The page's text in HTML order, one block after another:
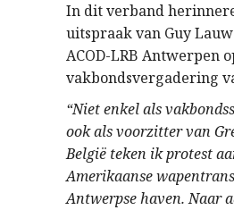
In dit verband
uitspraak van Guy
ACOD-LRB Antwerpen
vakbondsvergadering
“Niet enkel als
ook als voorzitter van
België teken ik protest
Amerikaanse
Antwerpse haven. Naar